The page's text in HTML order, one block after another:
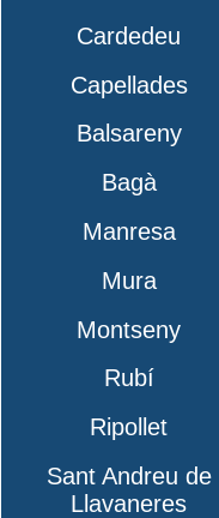
Cardedeu
Capellades
Balsareny
Bagà
Manresa
Mura
Montseny
Rubí
Ripollet
Sant Andreu de
Llavaneres